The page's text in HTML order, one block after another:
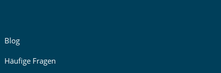
Blog
Häufige Fragen